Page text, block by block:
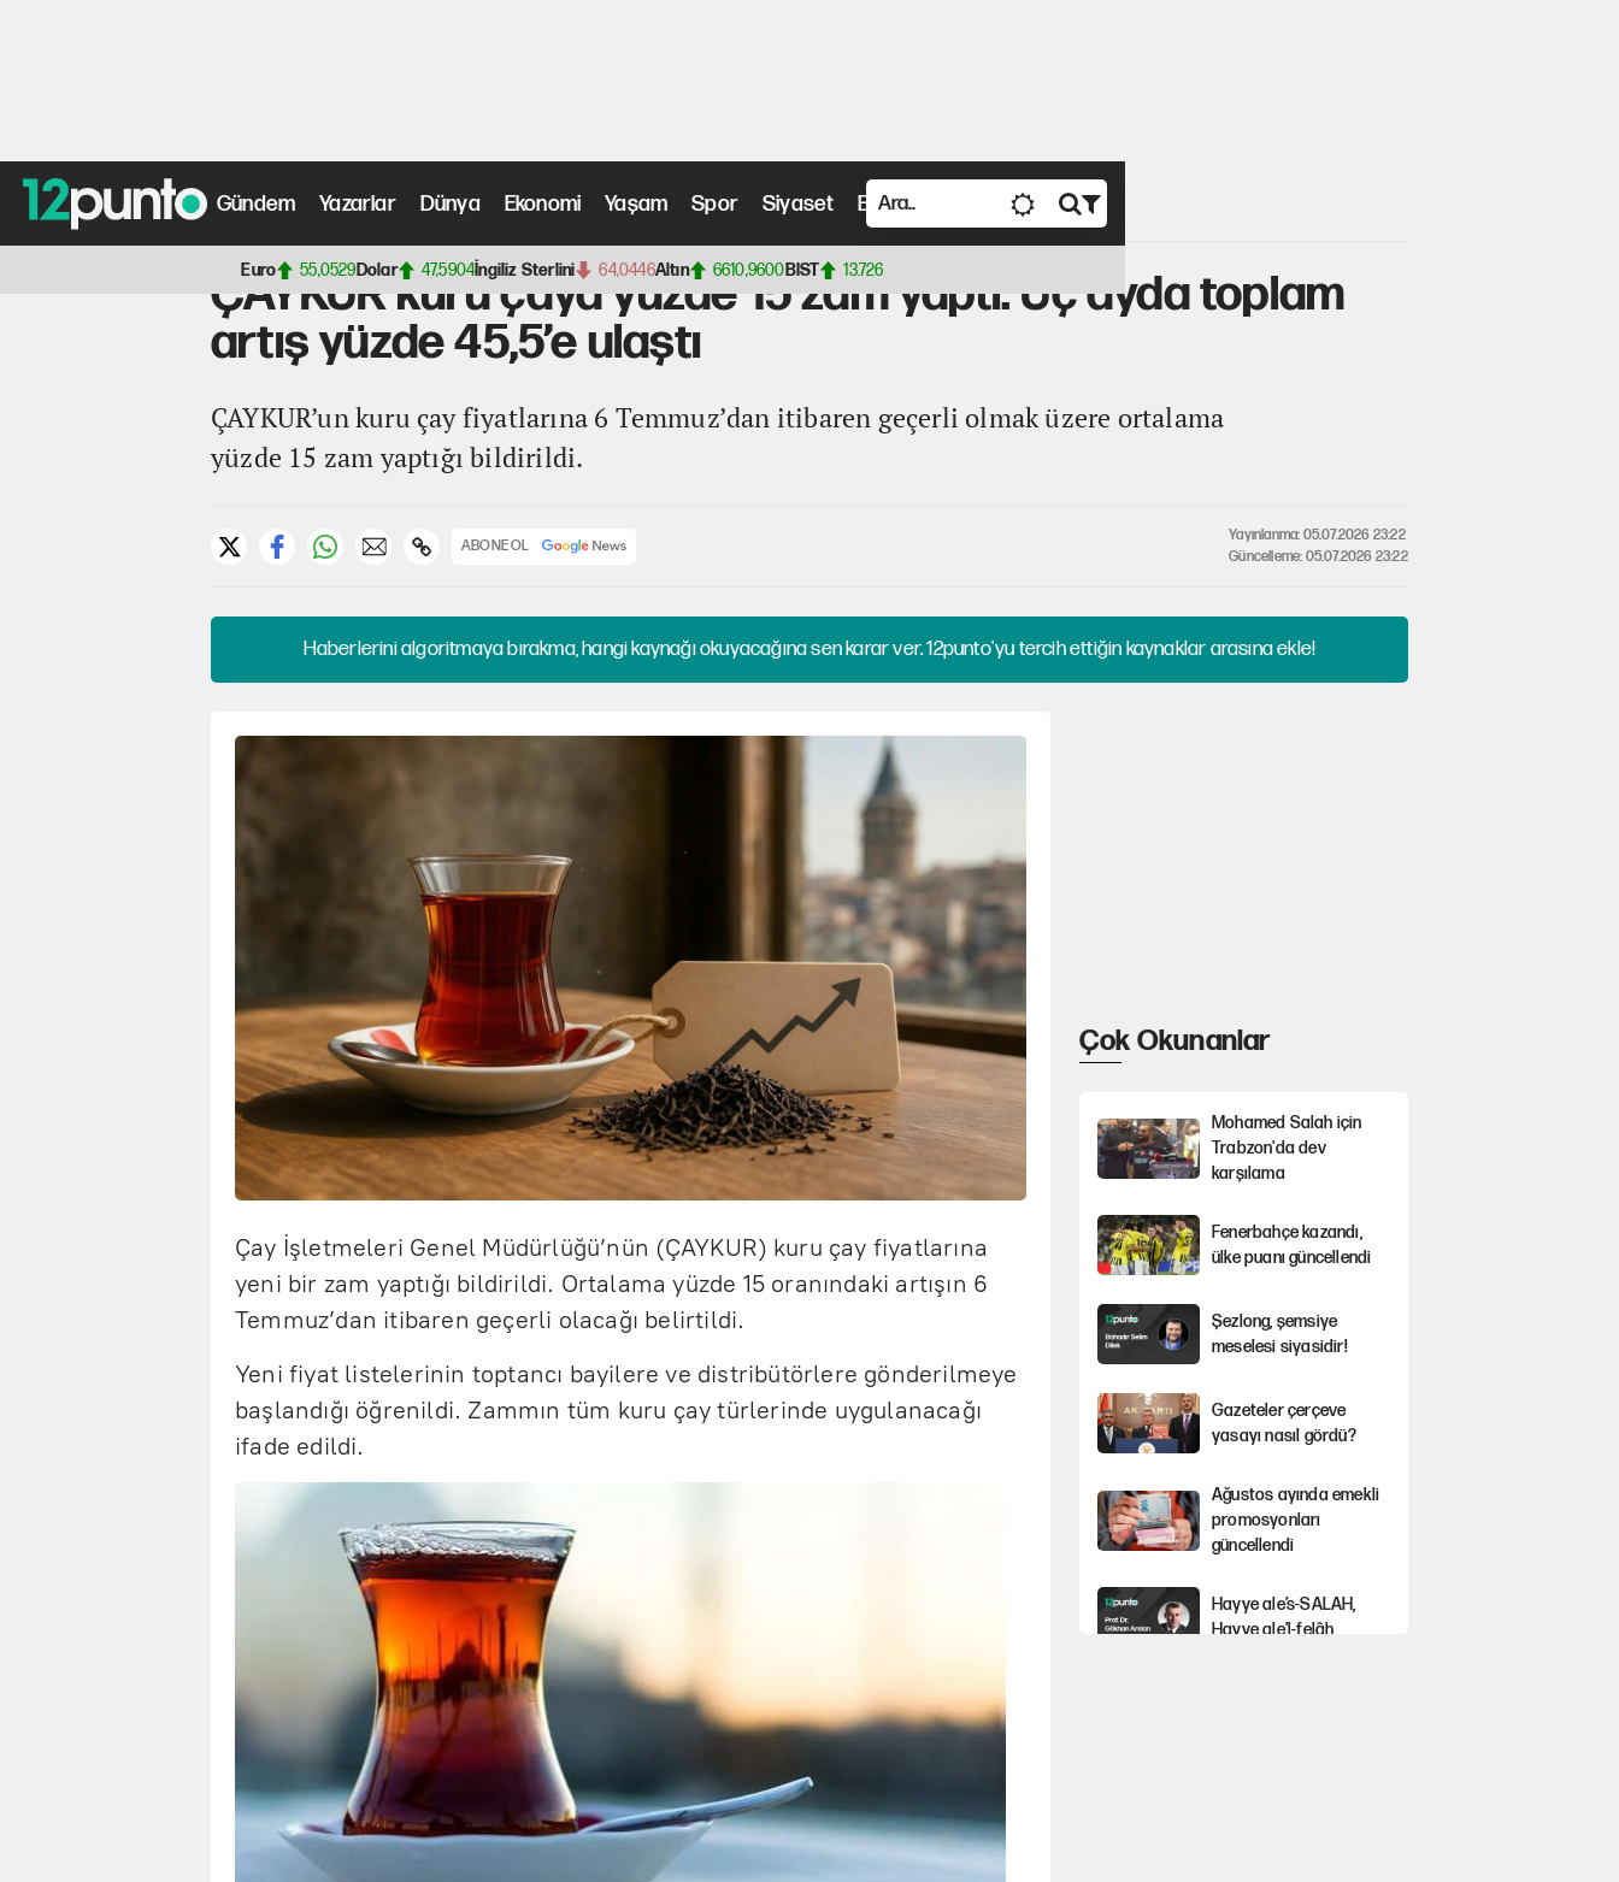
Gündem Yazarlar Dünya Ekonomi Yaşam Spor Siyaset Bilim ve Teknoloji Video
Euro 55,0529Dolar 47,5904İngiliz Sterlini 64,0446Altın 6610,9600BIST 13.726
Anasayfa>Ekonomi Haberleri> ÇAYKUR kuru çaya yüzde 15 zam yaptı: Üç ayda toplam artış yüzde 45,5’e ulaştı
ÇAYKUR kuru çaya yüzde 15 zam yaptı: Üç ayda toplam
artış yüzde 45,5’e ulaştı
ÇAYKUR’un kuru çay fiyatlarına 6 Temmuz’dan itibaren geçerli olmak üzere ortalama
yüzde 15 zam yaptığı bildirildi.
ABONE OL
Yayınlanma: 05.07.2026 23:22
Güncelleme: 05.07.2026 23:22
Haberlerini algoritmaya bırakma, hangi kaynağı okuyacağına sen karar ver. 12punto'yu tercih ettiğin kaynaklar arasına ekle!
Çay İşletmeleri Genel Müdürlüğü’nün (ÇAYKUR) kuru çay fiyatlarına
yeni bir zam yaptığı bildirildi. Ortalama yüzde 15 oranındaki artışın 6
Temmuz’dan itibaren geçerli olacağı belirtildi.
Yeni fiyat listelerinin toptancı bayilere ve distribütörlere gönderilmeye
başlandığı öğrenildi. Zammın tüm kuru çay türlerinde uygulanacağı
ifade edildi.
Çok Okunanlar
Mohamed Salah için
Trabzon'da dev
karşılama
Fenerbahçe kazandı,
ülke puanı güncellendi
Şezlong, şemsiye
meselesi siyasidir!
Gazeteler çerçeve
yasayı nasıl gördü?
Ağustos ayında emekli
promosyonları
güncellendi
Hayye ale’s-SALAH,
Hayye ale’l-felâh